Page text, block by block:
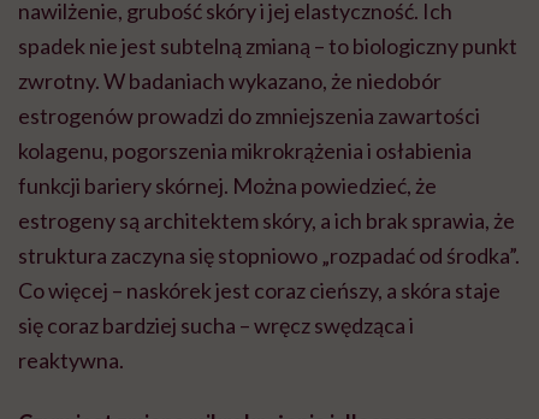
nawilżenie, grubość skóry i jej elastyczność. Ich
spadek nie jest subtelną zmianą – to biologiczny punkt
zwrotny. W badaniach wykazano, że niedobór
estrogenów prowadzi do zmniejszenia zawartości
kolagenu, pogorszenia mikrokrążenia i osłabienia
funkcji bariery skórnej. Można powiedzieć, że
estrogeny są architektem skóry, a ich brak sprawia, że
struktura zaczyna się stopniowo „rozpadać od środka”.
Co więcej – naskórek jest coraz cieńszy, a skóra staje
się coraz bardziej sucha – wręcz swędząca i
reaktywna.